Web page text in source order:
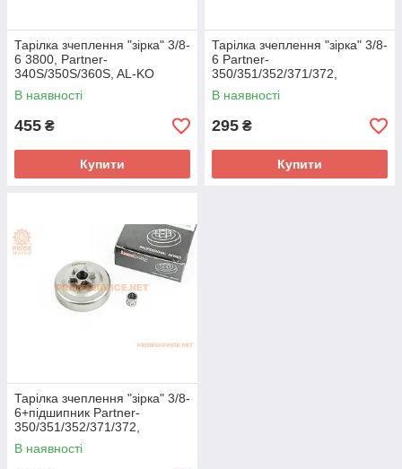
Тарілка зчеплення "зірка" 3/8-
6 3800, Partner-
340S/350S/360S, AL-KO
В наявності
455 ₴
Купити
Тарілка зчеплення "зірка" 3/8-
6 Partner-
350/351/352/371/372,
Husqvarna-235/236/240,
OLEO MAC-936-937-940-941,
В наявності
295 ₴
Купити
Тарілка зчеплення "зірка" 3/8-
6+підшипник Partner-
350/351/352/371/372,
Husqvarna-235/236/240,
OLEO MAC-936-937-940-941,
В наявності